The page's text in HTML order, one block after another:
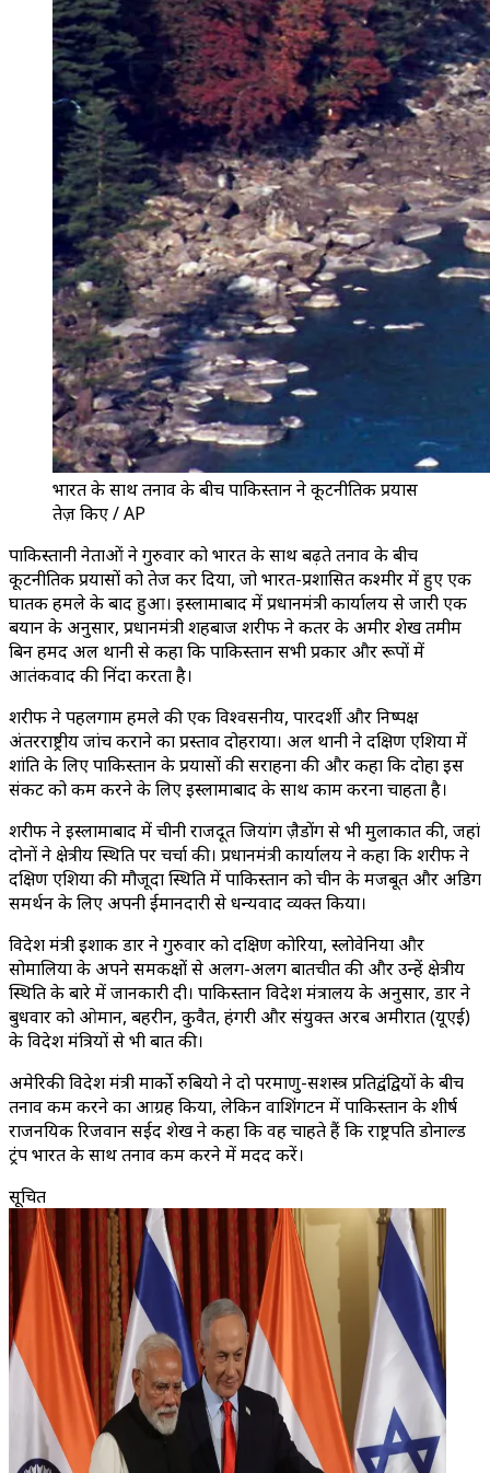
भारत के साथ तनाव के बीच पाकिस्तान ने कूटनीतिक प्रयास
तेज़ किए / AP
पाकिस्तानी नेताओं ने गुरुवार को भारत के साथ बढ़ते तनाव के बीच
कूटनीतिक प्रयासों को तेज कर दिया, जो भारत-प्रशासित कश्मीर में हुए एक
घातक हमले के बाद हुआ। इस्लामाबाद में प्रधानमंत्री कार्यालय से जारी एक
बयान के अनुसार, प्रधानमंत्री शहबाज शरीफ ने कतर के अमीर शेख तमीम
बिन हमद अल थानी से कहा कि पाकिस्तान सभी प्रकार और रूपों में
आतंकवाद की निंदा करता है।
शरीफ ने पहलगाम हमले की एक विश्वसनीय, पारदर्शी और निष्पक्ष
अंतरराष्ट्रीय जांच कराने का प्रस्ताव दोहराया। अल थानी ने दक्षिण एशिया में
शांति के लिए पाकिस्तान के प्रयासों की सराहना की और कहा कि दोहा इस
संकट को कम करने के लिए इस्लामाबाद के साथ काम करना चाहता है।
शरीफ ने इस्लामाबाद में चीनी राजदूत जियांग ज़ैडोंग से भी मुलाकात की, जहां
दोनों ने क्षेत्रीय स्थिति पर चर्चा की। प्रधानमंत्री कार्यालय ने कहा कि शरीफ ने
दक्षिण एशिया की मौजूदा स्थिति में पाकिस्तान को चीन के मजबूत और अडिग
समर्थन के लिए अपनी ईमानदारी से धन्यवाद व्यक्त किया।
विदेश मंत्री इशाक डार ने गुरुवार को दक्षिण कोरिया, स्लोवेनिया और
सोमालिया के अपने समकक्षों से अलग-अलग बातचीत की और उन्हें क्षेत्रीय
स्थिति के बारे में जानकारी दी। पाकिस्तान विदेश मंत्रालय के अनुसार, डार ने
बुधवार को ओमान, बहरीन, कुवैत, हंगरी और संयुक्त अरब अमीरात (यूएई)
के विदेश मंत्रियों से भी बात की।
अमेरिकी विदेश मंत्री मार्को रुबियो ने दो परमाणु-सशस्त्र प्रतिद्वंद्वियों के बीच
तनाव कम करने का आग्रह किया, लेकिन वाशिंगटन में पाकिस्तान के शीर्ष
राजनयिक रिजवान सईद शेख ने कहा कि वह चाहते हैं कि राष्ट्रपति डोनाल्ड
ट्रंप भारत के साथ तनाव कम करने में मदद करें।
सूचित